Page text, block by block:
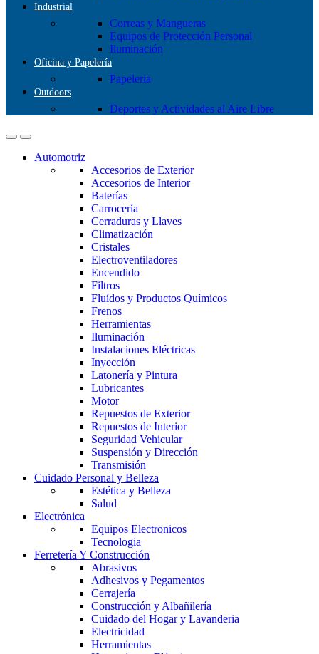
Industrial
Correas y Mangueras
Equipos de Protección Personal
Iluminación
Oficina y Papelería
Papeleria
Outdoors
Deportes y Actividades al Aire Libre
Automotriz
Accesorios de Exterior
Accesorios de Interior
Baterías
Carrocería
Cerraduras y Llaves
Climatización
Cristales
Electroventiladores
Encendido
Filtros
Fluídos y Productos Químicos
Frenos
Herramientas
Iluminación
Instalaciones Eléctricas
Inyección
Latonería y Pintura
Lubricantes
Motor
Repuestos de Exterior
Repuestos de Interior
Seguridad Vehicular
Suspensión y Dirección
Transmisión
Cuidado Personal y Belleza
Estética y Belleza
Salud
Electrónica
Equipos Electronicos
Tecnologia
Ferretería Y Construcción
Abrasivos
Adhesivos y Pegamentos
Cerrajería
Construcción y Albañilería
Cuidado del Hogar y Lavanderia
Electricidad
Herramientas